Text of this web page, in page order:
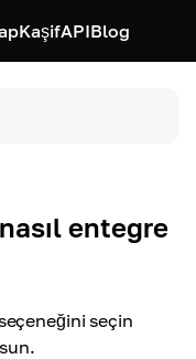
KaşifAPIBlog
entegre
seçin
.